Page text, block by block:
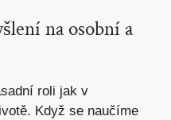
na osobní a
roli jak v
Když se naučíme